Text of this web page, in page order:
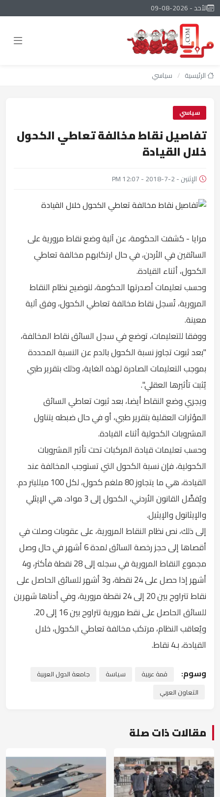
الأحد - 2026-08-09
الرئيسية / سياسي
سياسي
تفاصيل نقاط مخالفة تعاطي الكحول
خلال القيادة
الإثنين - 2-7-2018 - 12:07 PM
مرايا - كشفت الحكومة، عن آلية وضع نقاط مرورية على
السائقين في الأردن، في حال ارتكابهم مخالفة تعاطي
الكحول، أثناء القيادة.
وحسب تعليمات أصدرتها الحكومة، لتوضيح نظام النقاط
المرورية، تُسجل نقاط مخالفة تعاطي الكحول، وفق آلية
معينة.
ووفقا للتعليمات، توضع في سجل السائق نقاط المخالفة،
"بعد ثبوت تجاوز نسبة الكحول بالدم عن النسبة المحددة
بموجب التعليمات الصادرة لهذه الغاية، وذلك بتقرير طبي
يُثبت تأثيرها العقلي".
ويجري وضع النقاط أيضا، بعد ثبوت تعاطي السائق
المؤثرات العقلية بتقرير طبي، أو في حال ضبطه يتناول
المشروبات الكحولية أثناء القيادة.
وحسب تعليمات قيادة المركبات تحت تأثير المشروبات
الكحولية، فإن نسبة الكحول التي تستوجب المخالفة عند
القيادة، هي ما يتجاوز 80 ملغم كحول، لكل 100 ميلليتر دم.
ويُفصِّل القانون الأردني، الكحول إلى 3 مواد، هي الإيثلي
والإيثانول والإيثيل.
إلى ذلك، نص نظام النقاط المرورية، على عقوبات وصلت في
أقصاها إلى حجز رخصة السائق لمدة 6 أشهر في حال وصل
مجموع النقاط المرورية في سجله إلى 28 نقطة فأكثر، و4
أشهر إذا حصل على 24 نقطة، و3 أشهر للسائق الحاصل على
نقاط تتراوح بين 20 إلى 24 نقطة مرورية، وفي أدناها شهرين
للسائق الحاصل على نقط مرورية تتراوح بين 16 إلى 20.
ويُعاقب النظام، مرتكب مخالفة تعاطي الكحول، خلال
القيادة، بـ4 نقاط.
وسوم: قمة عربية سياسة
جامعة الدول العربية
التعاون العربي
مقالات ذات صلة